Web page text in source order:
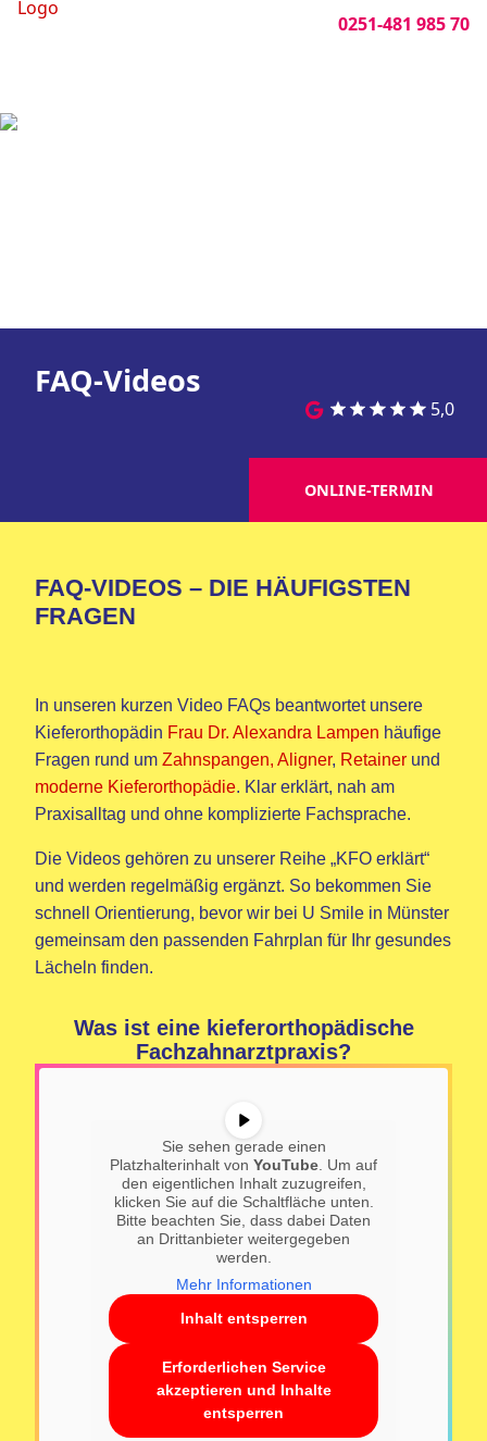
0251-481 985 70
FAQ-Videos
5,0
ONLINE-TERMIN
FAQ-VIDEOS – DIE HÄUFIGSTEN
FRAGEN
In unseren kurzen Video FAQs beantwortet unsere
Kieferorthopädin Frau Dr. Alexandra Lampen häufige
Fragen rund um Zahnspangen, Aligner, Retainer und
moderne Kieferorthopädie. Klar erklärt, nah am
Praxisalltag und ohne komplizierte Fachsprache.
Die Videos gehören zu unserer Reihe „KFO erklärt“
und werden regelmäßig ergänzt. So bekommen Sie
schnell Orientierung, bevor wir bei U Smile in Münster
gemeinsam den passenden Fahrplan für Ihr gesundes
Lächeln finden.
Was ist eine kieferorthopädische
Fachzahnarztpraxis?
Sie sehen gerade einen
Platzhalterinhalt von YouTube . Um auf
den eigentlichen Inhalt zuzugreifen,
klicken Sie auf die Schaltfläche unten.
Bitte beachten Sie, dass dabei Daten
an Drittanbieter weitergegeben
werden.
Mehr Informationen
Inhalt entsperren
Erforderlichen Service
akzeptieren und Inhalte
entsperren